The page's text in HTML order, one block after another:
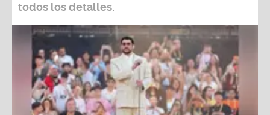
todos los detalles.